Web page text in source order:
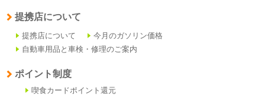
提携店について
提携店について
今月のガソリン価格
自動車用品と車検・修理のご案内
ポイント制度
喫食カードポイント還元